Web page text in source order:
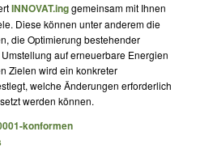
INNOVAT.inggemeinsam mit Ihnen
Diese können unter anderem die
die Optimierung bestehender
auf erneuerbare Energien
Zielen wird ein konkreter
welche Änderungen erforderlich
werden können.
konformen